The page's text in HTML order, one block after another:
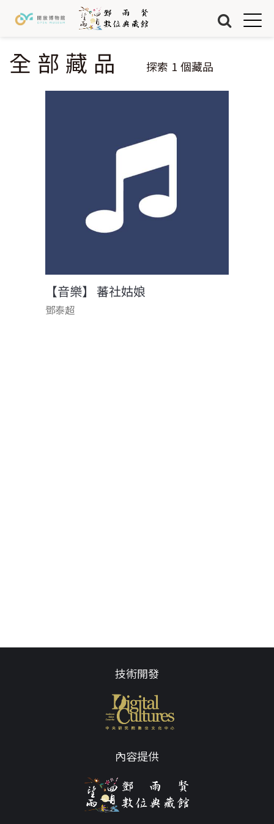
關於我們
Jump to Navigation
Jump to Main content
您在這裡
全部藏品 探索 1 個藏品
【音樂】 蕃社姑娘
鄧泰超
技術開發
內容提供